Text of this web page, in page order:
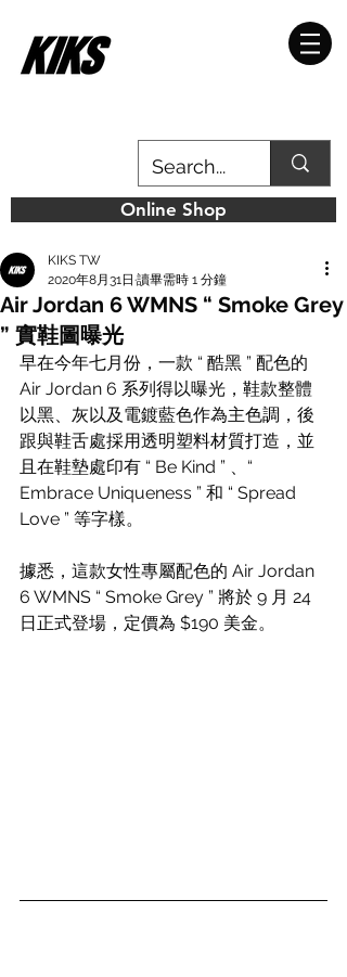
Online Shop
Air Jordan 6 WMNS “ Smoke Grey
” 實鞋圖曝光
KIKS TW
2020年8月31日 讀畢需時 1 分鐘
早在今年七月份，一款 “ 酷黑 ” 配色的
Air Jordan 6 系列得以曝光，鞋款整體
以黑、灰以及電鍍藍色作為主色調，後
跟與鞋舌處採用透明塑料材質打造，並
且在鞋墊處印有 “ Be Kind ” 、“
Embrace Uniqueness ” 和 “ Spread
Love ” 等字樣。
據悉，這款女性專屬配色的 Air Jordan
6 WMNS “ Smoke Grey ” 將於 9 月 24
日正式登場，定價為 $190 美金。